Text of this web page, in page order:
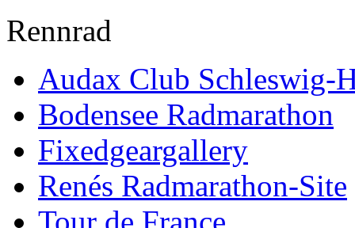
Rennrad
Audax Club Schleswig-
Bodensee Radmarathon
Fixedgeargallery
Renés Radmarathon-Site
Tour de France